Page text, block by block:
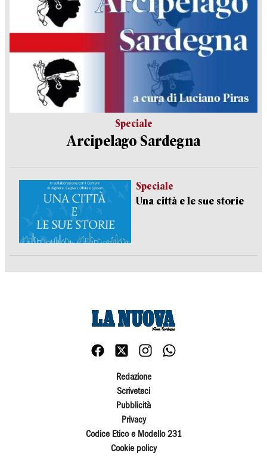
Speciale
Arcipelago Sardegna
Speciale
Una città e le sue storie
Redazione
Scriveteci
Pubblicità
Privacy
Codice Etico e Modello 231
Cookie policy